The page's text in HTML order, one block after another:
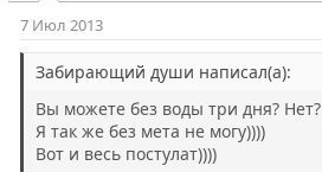
7 Июл 2013
Забирающий души написал(а):
Вы можете без воды три дня? Нет?
Я так же без мета не могу))))
Вот и весь постулат))))